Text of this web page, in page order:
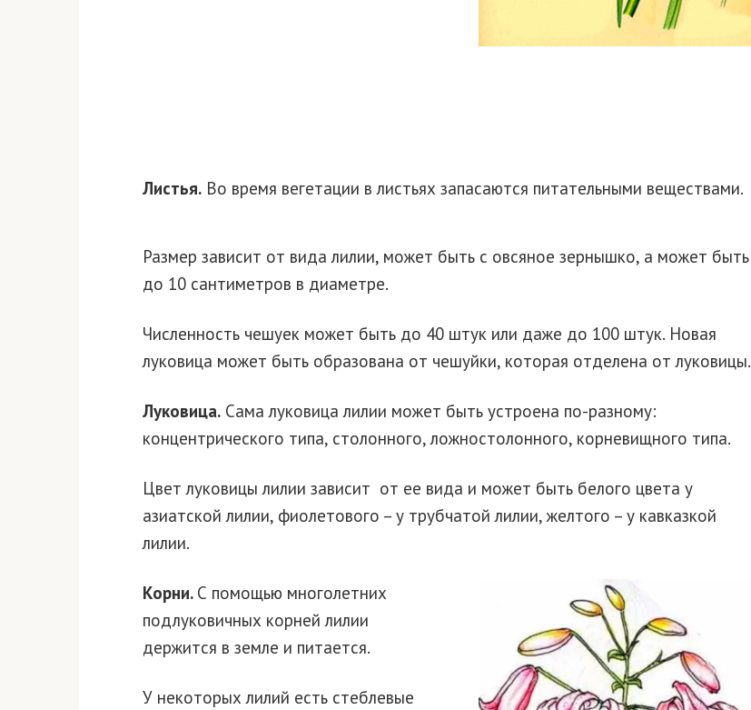
Листья. Во время вегетации в листьях запасаются питательными веществами.
Размер зависит от вида лилии, может быть с овсяное зернышко, а может быть
до 10 сантиметров в диаметре.
Численность чешуек может быть до 40 штук или даже до 100 штук. Новая
луковица может быть образована от чешуйки, которая отделена от луковицы.
Луковица. Сама луковица лилии может быть устроена по-разному:
концентрического типа, столонного, ложностолонного, корневищного типа.
Цвет луковицы лилии зависит от ее вида и может быть белого цвета у
азиатской лилии, фиолетового – у трубчатой лилии, желтого – у кавказкой
лилии.
Корни. С помощью многолетних
подлуковичных корней лилии
держится в земле и питается.
У некоторых лилий есть стеблевые